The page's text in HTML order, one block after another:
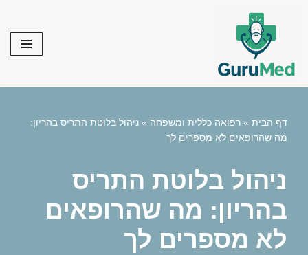
content
דף הבית » רפואה כללית ומשפחה » ניהול בלוטת התריס בהריון:
מה שהרופאים לא מספרים לך
ניהול בלוטת התריס
בהריון: מה שהרופאים
לא מספרים לך